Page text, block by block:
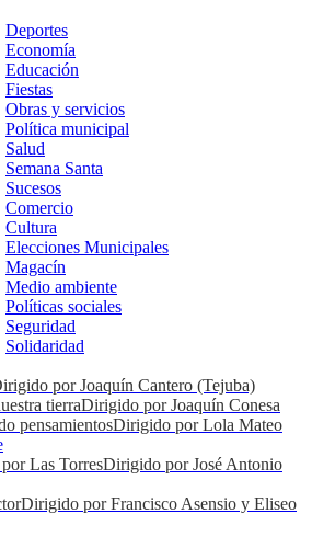
Deportes
Economía
Educación
Fiestas
Obras y servicios
Política municipal
Salud
Semana Santa
Sucesos
Comercio
Cultura
Elecciones Municipales
Magacín
Medio ambiente
Políticas sociales
Seguridad
Solidaridad
por Joaquín Cantero (Tejuba)
tierraDirigido por Joaquín Conesa
pensamientosDirigido por Lola Mateo
Las TorresDirigido por José Antonio
Dirigido por Francisco Asensio y Eliseo